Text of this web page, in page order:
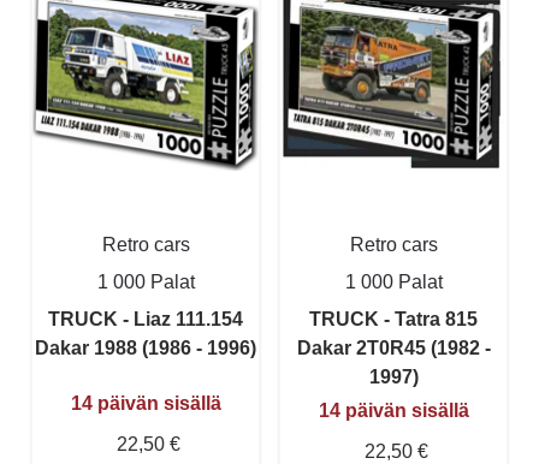
Retro cars
1 000 Palat
TRUCK - Liaz 111.154
Dakar 1988 (1986 - 1996)
14 päivän sisällä
22,50 €
Retro cars
1 000 Palat
TRUCK - Tatra 815
Dakar 2T0R45 (1982 -
1997)
14 päivän sisällä
22,50 €